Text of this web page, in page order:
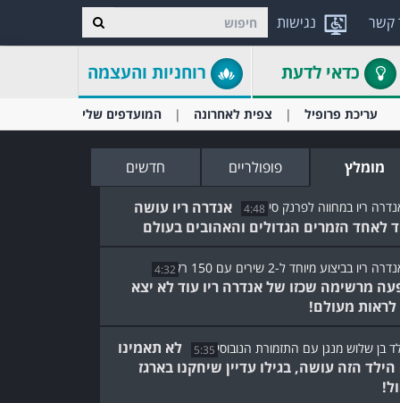
נגישות קשר
כדאי לדעת רוחניות והעצמה
עריכת פרופיל צפית לאחרונה המועדפים שלי
מומלץ פופולריים חדשים
4:48
אנדרה ריו עושה
לאחד הזמרים הגדולים והאהובים בעולם
4:32
מרשימה שכזו של אנדרה ריו עוד לא יצא
לראות מעולם!
5:35
לא תאמינו
הזה עושה, בגילו עדיין שיחקנו בארגז